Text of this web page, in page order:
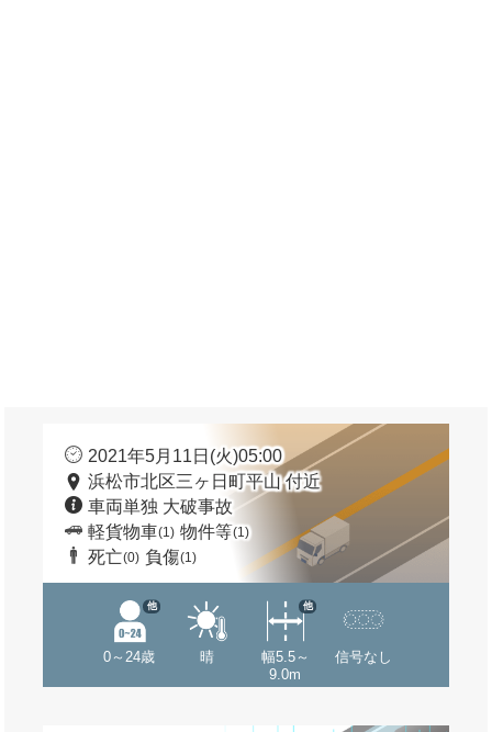
2021年5月11日(火)05:00
浜松市北区三ヶ日町平山 付近
車両単独 大破事故
軽貨物車(1) 物件等(1)
死亡(0) 負傷(1)
0～24歳
他
晴
幅5.5～
9.0m
他
信号なし